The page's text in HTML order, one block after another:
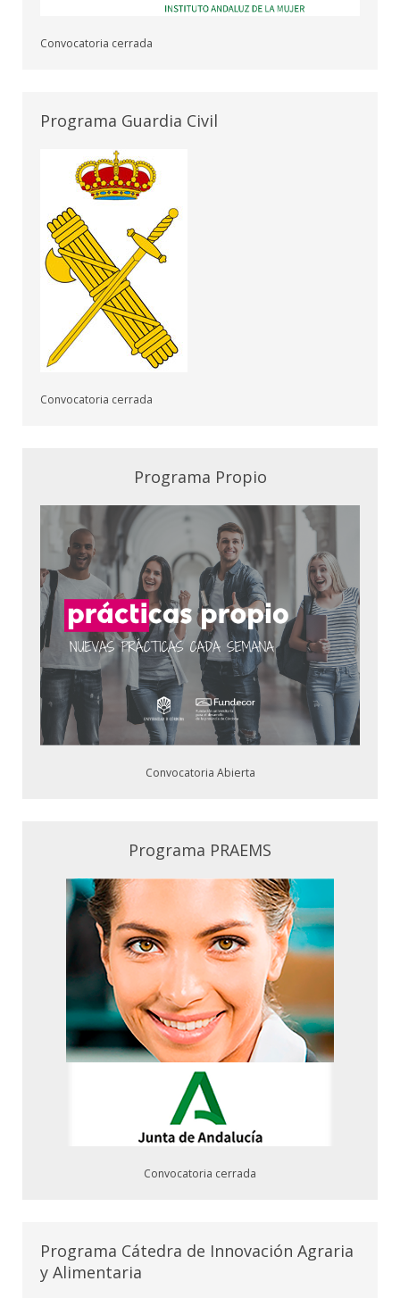
Convocatoria cerrada
Programa Guardia Civil
Convocatoria cerrada
Programa Propio
Convocatoria Abierta
Programa PRAEMS
Convocatoria cerrada
Programa Cátedra de Innovación Agraria
y Alimentaria